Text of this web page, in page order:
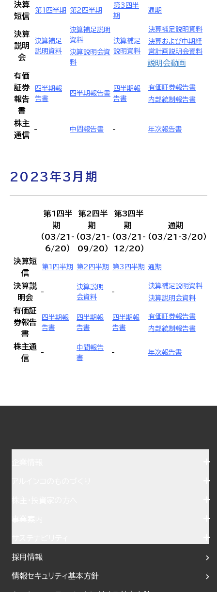
決算
短信
第1四半期 第2四半期
第3四半
期
通期
決算
説明
会
決算補足
説明資料
決算補足説明
資料
決算説明会資
料
決算補足
説明資料
決算補足説明資料
決算および中期経
営計画説明会資料
説明会動画
有価
証券
報告
書
四半期報
告書
四半期報告書
四半期報
告書
有価証券報告書
内部統制報告書
株主
通信
- 中間報告書 - 年次報告書
2023年3月期
第1四半
期
（03/21-
6/20）
第2四半
期
（03/21-
09/20）
第3四半
期
（03/21-
12/20）
通期
（03/21-3/20）
決算短
信
第1四半期 第2四半期 第3四半期 通期
決算説
明会
-
決算説明
会資料
-
決算補足説明資料
決算説明会資料
有価証
券報告
書
四半期報
告書
四半期報
告書
四半期報
告書
有価証券報告書
内部統制報告書
株主通
信
-
中間報告
書
- 年次報告書
採用情報
情報セキュリティ基本方針